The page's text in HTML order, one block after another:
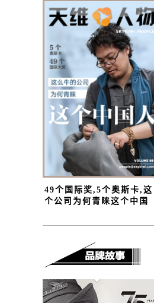
49个国际奖,5个奥斯卡,这
个公司为何青睐这个中国